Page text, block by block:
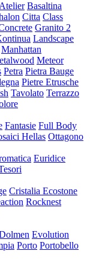
Atelier Basaltina
Citta Class
Granito 2
Landscape
Manhattan
Meteor
Petra Pietra Bauge
Pietre Etrusche
Tavolato Terrazzo
Fantasie Full Body
Hellas Ottagono
Euridice
Cristalia Ecostone
Rocknest
Evolution
Porto Portobello